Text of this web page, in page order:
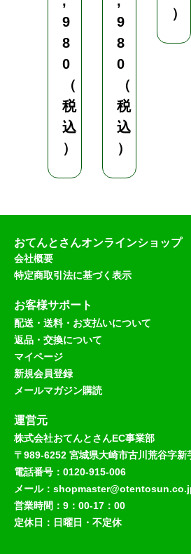
9
8
0
（
税
込
）
9
8
0
（
税
込
）
）
おてんとさんオンラインショップ
会社概要
特定商取引法に基づく表示
お客様サポート
配送・送料・お支払いについて
返品・交換について
マイページ
新規会員登録
メールマガジン購読
運営元
株式会社おてんとさんEC事業部
〒989-6252 宮城県大崎市古川荒谷字新
電話番号：0120-915-006
メール：
営業時間：9：00-17：00
定休日：日曜日・不定休